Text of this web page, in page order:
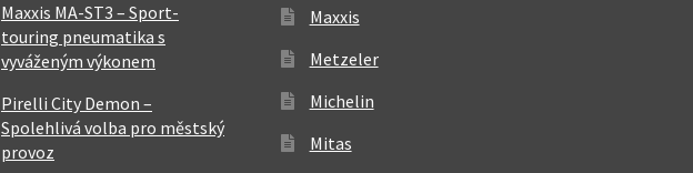
Maxxis MA-ST3 – Sport-
touring pneumatika s
vyváženým výkonem
Pirelli City Demon –
Spolehlivá volba pro městský
provoz
Maxxis
Metzeler
Michelin
Mitas